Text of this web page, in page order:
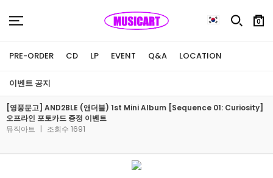
0
PRE-ORDER CD LP EVENT Q&A LOCATION
이벤트 공지
[영풍문고] AND2BLE (앤더블) 1st Mini Album [Sequence 01: Curiosity]
오프라인 포토카드 증정 이벤트
뮤직아트 | 조회수 1691